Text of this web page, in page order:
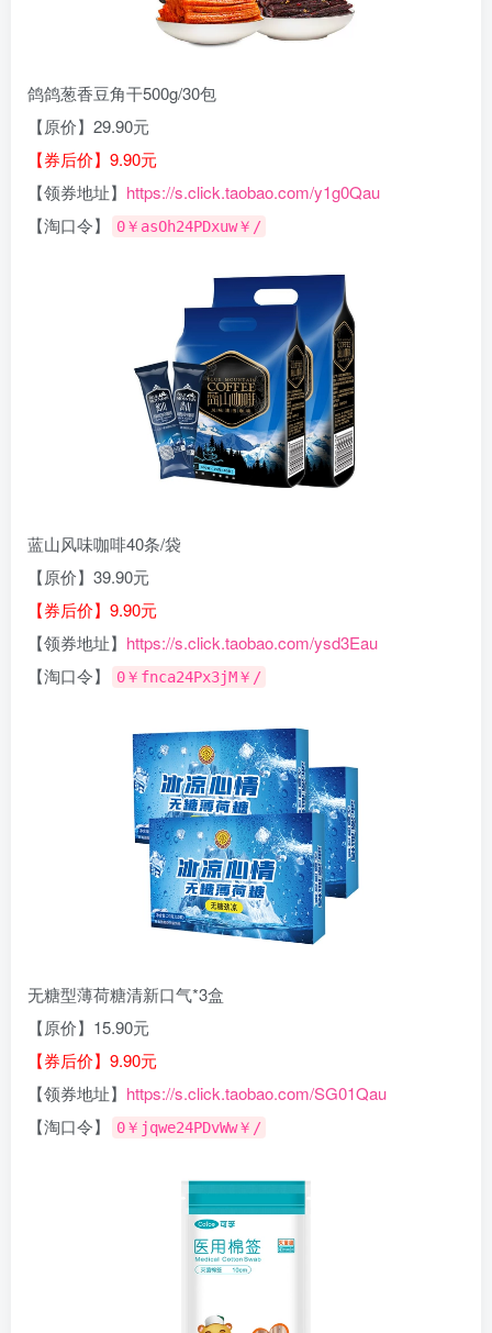
鸽鸽葱香豆角干500g/30包
【原价】29.90元
【券后价】9.90元
【领券地址】 https://s.click.taobao.com/y1g0Qau
【淘口令】
0￥asOh24PDxuw￥/
蓝山风味咖啡40条/袋
【原价】39.90元
【券后价】9.90元
【领券地址】 https://s.click.taobao.com/ysd3Eau
【淘口令】
0￥fnca24Px3jM￥/
无糖型薄荷糖清新口气*3盒
【原价】15.90元
【券后价】9.90元
【领券地址】 https://s.click.taobao.com/SG01Qau
【淘口令】
0￥jqwe24PDvWw￥/